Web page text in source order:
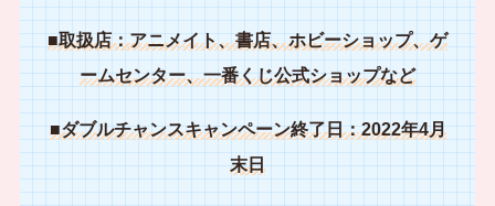
■取扱店：アニメイト、書店、ホビーショップ、ゲ
ームセンター、一番くじ公式ショップなど
■ダブルチャンスキャンペーン終了日：2022年4月
末日